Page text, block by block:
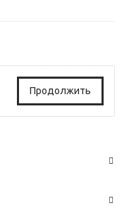
Продолжить